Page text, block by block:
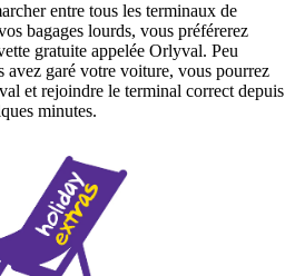
entre tous les terminaux de
bagages lourds, vous préférerez
gratuite appelée Orlyval. Peu
avez garé votre voiture, vous pourrez
et rejoindre le terminal correct depuis
minutes.